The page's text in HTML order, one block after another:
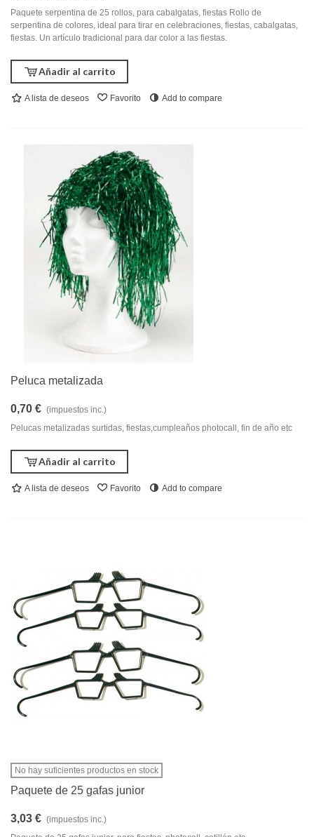
Paquete serpentina de 25 rollos, para cabalgatas, fiestas Rollo de
serpentina de colores, ideal para tirar en celebraciones, fiestas, cabalgatas,
fiestas. Un artículo tradicional para dar color a las fiestas.
Añadir al carrito
A lista de deseos Favorito Add to compare
Peluca metalizada
0,70 € (impuestos inc.)
Pelucas metalizadas surtidas, fiestas,cumpleaños photocall, fin de año etc
Añadir al carrito
A lista de deseos Favorito Add to compare
No hay suficientes productos en stock
Paquete de 25 gafas junior
3,03 € (impuestos inc.)